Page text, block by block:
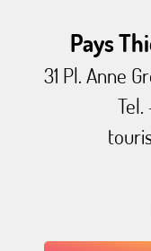
Pays
31 Pl. Anne
Tel.